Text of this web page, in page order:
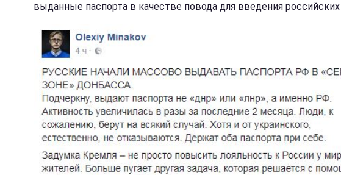
выданные паспорта в качестве повода для введения